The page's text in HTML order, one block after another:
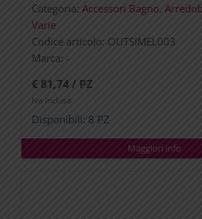
Categoria: Accessori Bagno,
Varie
Codice articolo: OUTSIMEL003
Marca: -
€ 81,74 / PZ
Iva inclusa
Disponibili: 8 PZ
Maggiori info